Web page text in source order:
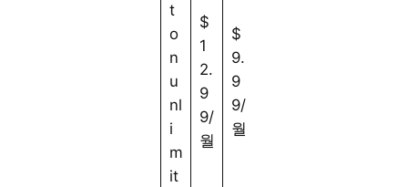
t
o
n
u
nl
i
m
it
$
1
2.
9
9/
월
$
9.
9
9/
월